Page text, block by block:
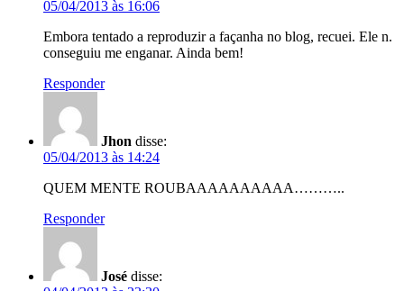
05/04/2013 às 16:06
Embora tentado a reproduzir a façanha no blog, recuei. Ele n.
conseguiu me enganar. Ainda bem!
Responder
Jhon disse:
05/04/2013 às 14:24
QUEM MENTE ROUBAAAAAAAAAA………..
Responder
José disse: